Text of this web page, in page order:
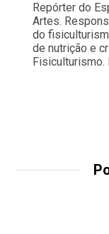
Repórter do
Artes.
do
de nutrição e
Fisiculturismo.